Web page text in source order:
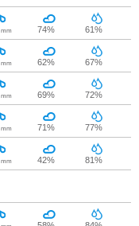
mm 74% 61%
mm 62% 67%
mm 69% 72%
mm 71% 77%
mm 42% 81%